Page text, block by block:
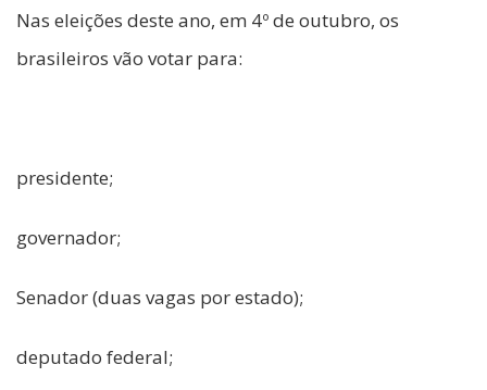
Nas eleições deste ano, em 4º de outubro, os
brasileiros vão votar para:
presidente;
governador;
Senador (duas vagas por estado);
deputado federal;